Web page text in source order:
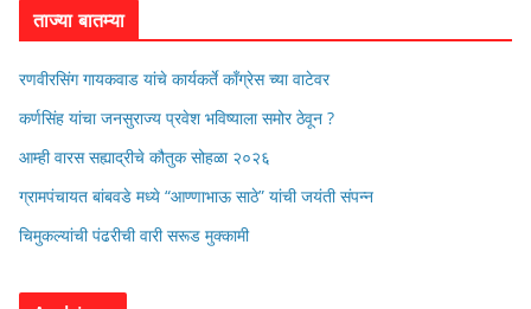
ताज्या बातम्या
रणवीरसिंग गायकवाड यांचे कार्यकर्ते कॉंग्रेस च्या वाटेवर
कर्णसिंह यांचा जनसुराज्य प्रवेश भविष्याला समोर ठेवून ?
आम्ही वारस सह्याद्रीचे कौतुक सोहळा २०२६
ग्रामपंचायत बांबवडे मध्ये “आण्णाभाऊ साठे” यांची जयंती संपन्न
चिमुकल्यांची पंढरीची वारी सरूड मुक्कामी